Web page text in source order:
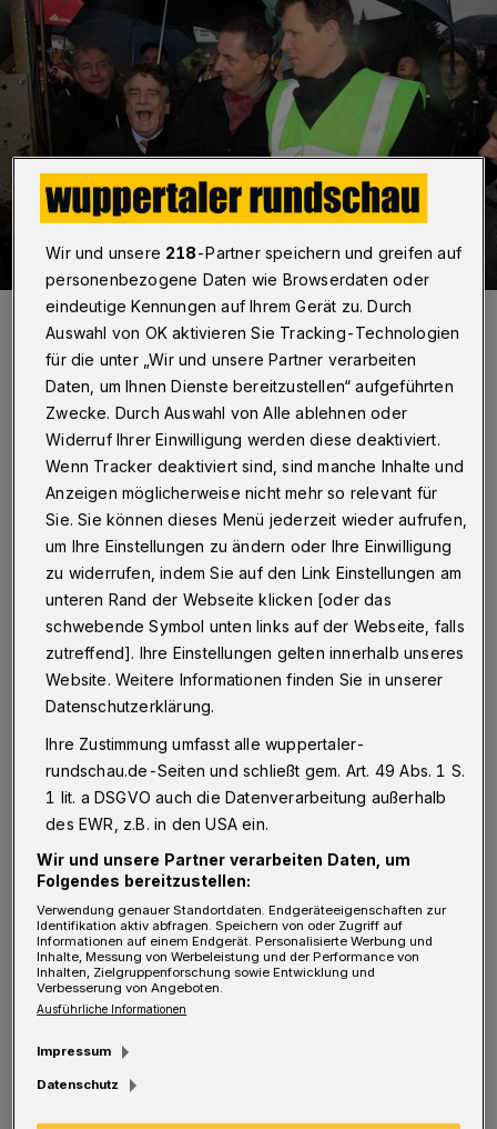
Von li.: Staatssekretär Gunther Adler (Bundesumweltministerium),
NRW-Verkehrsminister Michael Groschek, Oberbürgermeister Peter
Jung und Carsten Gerhardt ("Wuppertalbewegung") beim offiziellen
Akt.
Foto: Raina Seinsche
S ie trägt nun den Namen des
Großsponsors der ersten Tage, Dr.
Werner Jackstädt.
Viel Applaus erhielten die Kinder der 3a und 3b der Europaschule
Rudolfstraße. Sie nutzen die Trasse bereits seit langem, um ihre
Turnhalle zu erreichen. Dabei hat sich der Brauch entwickelt, auf der
Trasse die Europahymne zu singen: Beethoovens "Ode an die
Die frühere "Rheinische Strecke", die
Wir und unsere 218-Partner speichern und greifen auf
personenbezogene Daten wie Browserdaten oder
eindeutige Kennungen auf Ihrem Gerät zu. Durch
Auswahl von OK aktivieren Sie Tracking-Technologien
für die unter „Wir und unsere Partner verarbeiten
Daten, um Ihnen Dienste bereitzustellen“ aufgeführten
Zwecke. Durch Auswahl von Alle ablehnen oder
Widerruf Ihrer Einwilligung werden diese deaktiviert.
Wenn Tracker deaktiviert sind, sind manche Inhalte und
Anzeigen möglicherweise nicht mehr so relevant für
Sie. Sie können dieses Menü jederzeit wieder aufrufen,
um Ihre Einstellungen zu ändern oder Ihre Einwilligung
zu widerrufen, indem Sie auf den Link Einstellungen am
unteren Rand der Webseite klicken [oder das
schwebende Symbol unten links auf der Webseite, falls
zutreffend]. Ihre Einstellungen gelten innerhalb unseres
Website. Weitere Informationen finden Sie in unserer
Datenschutzerklärung.
Ihre Zustimmung umfasst alle wuppertaler-
rundschau.de-Seiten und schließt gem. Art. 49 Abs. 1 S.
1 lit. a DSGVO auch die Datenverarbeitung außerhalb
des EWR, z.B. in den USA ein.
Wir und unsere Partner verarbeiten Daten, um
Folgendes bereitzustellen:
Verwendung genauer Standortdaten. Endgeräteeigenschaften zur
Identifikation aktiv abfragen. Speichern von oder Zugriff auf
Informationen auf einem Endgerät. Personalisierte Werbung und
Inhalte, Messung von Werbeleistung und der Performance von
Inhalten, Zielgruppenforschung sowie Entwicklung und
Verbesserung von Angeboten.
Ausführliche Informationen
Impressum
Datenschutz